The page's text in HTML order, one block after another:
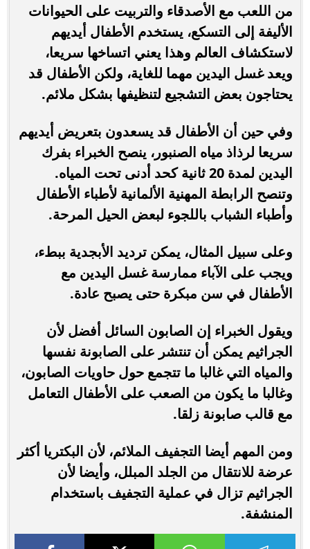
من اللعب مع الأصدقاء والتربيت على الحيوانات
الأليفة إلى التسكع، يستخدم الأطفال أيديهم
لاستكشاف العالم وهذا يعني اتساخها سريعا،
ويعد غسل اليدين مهما للغاية، ولكن الأطفال قد
يحتاجون بعض التشجيع لتنظيفها بشكل ملائم.
وفي حين أن الأطفال قد يسعدون بتعريض أيديهم
سريعا لرذاذ مياه الصنبور، ينصح الخبراء بفرك
اليدين لمدة 20 ثانية كحد أدنى تحت المياه.
وتنصح الرابطة المهنية الألمانية لأطباء الأطفال
وأطباء الشباب باللجوء لبعض الحيل المرحة.
وعلى سبيل المثال، يمكن ترديد الأبجدية ببطء،
ويجب على الآباء ممارسة غسل اليدين مع
الأطفال في سن مبكرة حتى يصبح عادة.
ويقول الخبراء إن الصابون السائل أفضل لأن
الجراثيم يمكن أن تنتشر على الصابونة نفسها
والمياه التي غالبا ما تتجمع حول حاويات الصابون،
وغالبا ما يكون من الصعب على الأطفال التعامل
مع قالب صابونة زلقا.
ومن المهم أيضا التجفيف الملائم، لأن البكتريا أكثر
عرضة للانتقال من الجلد المبلل، وأيضا لأن
الجراثيم تزال في عملية التجفيف باستخدام
المنشفة.